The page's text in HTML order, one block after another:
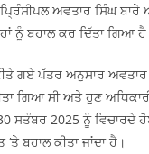
ਅਵਤਾਰ ਸਿੰਘ ਬਾਰੇ
ਨੂੰ ਬਹਾਲ ਕਰ ਦਿੱਤਾ ਗਿਆ
ਗਏ ਪੱਤਰ ਅਨੁਸਾਰ
ਗਿਆ ਸੀ ਅਤੇ ਹੁਣ
ਸਤੰਬਰ 2025 ਨੂੰ ਵਿਚਾਰਦੇ
ਬਹਾਲ ਕੀਤਾ ਜਾਂਦਾ ਹੈ।